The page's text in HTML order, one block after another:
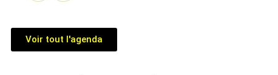
Voir tout l'agenda